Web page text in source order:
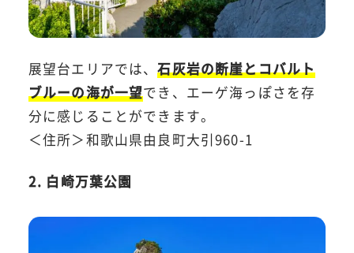
展望台エリアでは、石灰岩の断崖とコバルト
ブルーの海が一望でき、エーゲ海っぽさを存
分に感じることができます。
＜住所＞和歌山県由良町大引960-1
2. 白崎万葉公園